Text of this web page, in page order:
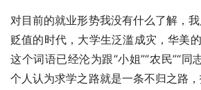
对目前的就业形势我没有什么了解，
贬值的时代，大学生泛滥成灾，华美
这个词语已经沦为跟“小姐”“农民”“同
个人认为求学之路就是一条不归之路